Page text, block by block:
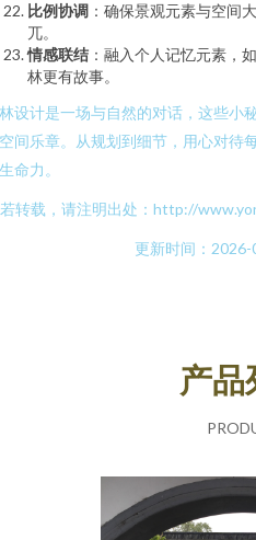
比例协调 ：确保景观元素与空间
兀。
情感联结 ：融入个人记忆元素，
林更有故事。
设计是一场与自然的对话，这些小
间乐章。从规划到细节，用心对待
命力。
转载，请注明出处：http://
更新时间：
产品